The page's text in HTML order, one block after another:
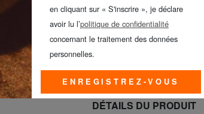
LIVRAISON
GUESS & PIQUADRO -
JUSQU’AU 9 AOÛT*
DÉTAILS DU PRODUIT
en cliquant sur « S'inscrire », je déclare
avoir lu l’politique de confidentialité
concernant le traitement des données
personnelles.
ENREGISTREZ-VOUS